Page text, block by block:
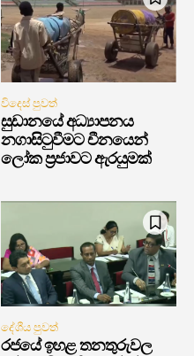
විදෙස් පුවත්
සුඩානයේ අධ්‍යාපනය
නගාසිටුවීමට චීනයෙන්
ලෝක ප්‍රජාවට ඇරයුමක්
දේශීය පුවත්
රජයේ ඉහළ තනතුරුවල